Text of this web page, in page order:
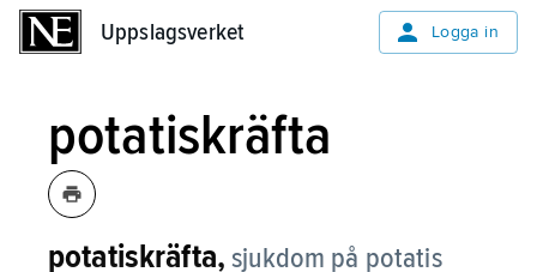
Uppslagsverket Logga in
potatiskräfta
potatiskräfta, sjukdom på potatis